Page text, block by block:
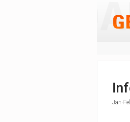
Jan-